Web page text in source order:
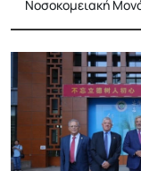
Νοσοκομειακή